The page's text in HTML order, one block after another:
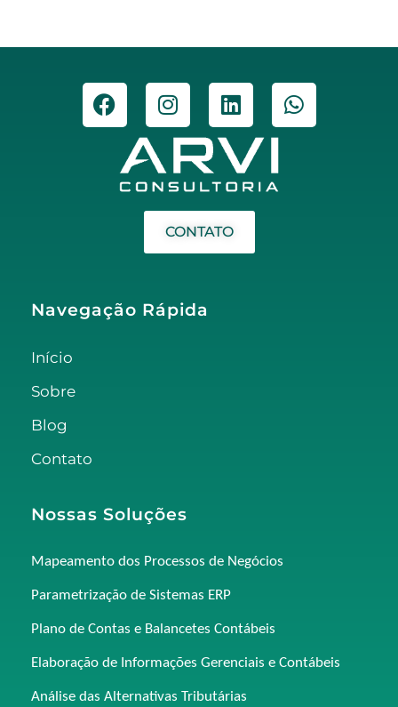
CONTATO
Navegação Rápida
Início
Sobre
Blog
Contato
Nossas Soluções
Mapeamento dos Processos de Negócios
Parametrização de Sistemas ERP
Plano de Contas e Balancetes Contábeis
Elaboração de Informações Gerenciais e Contábeis
Análise das Alternativas Tributárias